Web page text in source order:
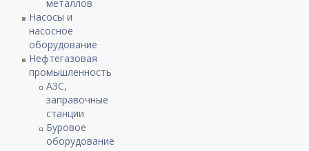
металлов
Насосы и
насосное
оборудование
Нефтегазовая
промышленность
АЗС,
заправочные
станции
Буровое
оборудование